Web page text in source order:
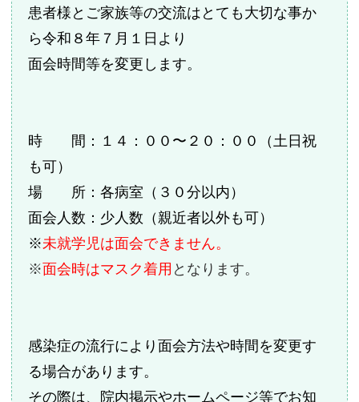
患者様とご家族等の交流はとても大切な事か
ら令和８年７月１日より
面会時間等を変更します。
時 間：１４：００〜２０：００（土日祝
も可）
場 所：各病室（３０分以内）
面会人数：少人数（親近者以外も可）
※未就学児は面会できません。
※面会時はマスク着用 となります。
感染症の流行により面会方法や時間を変更す
る場合があります。
その際は、院内掲示やホームページ等でお知